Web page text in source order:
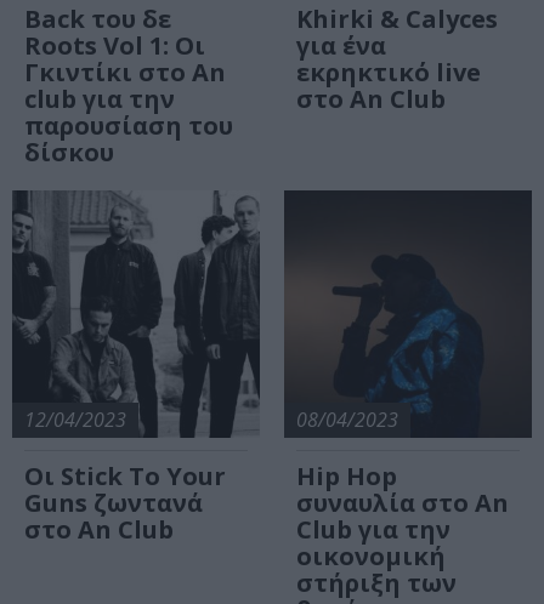
Back του δε
Roots Vol 1: Οι
Γκιντίκι στο An
club για την
παρουσίαση του
δίσκου
Khirki & Calyces
για ένα
εκρηκτικό live
στο An Club
12/04/2023
Οι Stick To Your
Guns ζωντανά
στο An Club
08/04/2023
Hip Hop
συναυλία στο An
Club για την
οικονομική
στήριξη των